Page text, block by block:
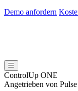
Demo anfordern
ControlUp ONE
Angetrieben von